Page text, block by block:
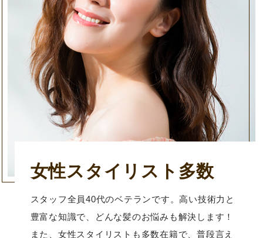
女性スタイリスト多数
スタッフ全員40代のベテランです。高い技術力と
豊富な知識で、どんな髪のお悩みも解決します！
また、女性スタイリストも多数在籍で、普段言え